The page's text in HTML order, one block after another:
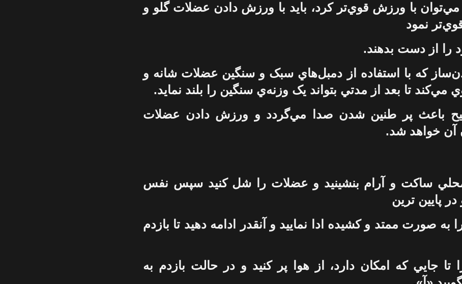
با ورزش قوي‌تر کرد، بايد با ورزش دادن عضلات گلو و
نمود
را از دست بدهند.
که با استفاده از دمبل‌هاي سبک و سنگين عضلات شانه و
مي‌کند تا بعد از مدتي بتواند يک وزنه‌ي سنگين را بلند نمايد.
باعث پر طنين شدن صدا مي‌گردد و ورزش دادن عضلات
خواهد شد.
ساکت و آرام بنشينيد و عضلات را شل کنيد سپس نفس
پايين ترين
به صورت ممتد و کشيده ادا نماييد و آنقدر ادامه دهيد تا بازدم
تا جايي که امکان دارد، از هوا پر کنيد و در حالت بازدم به